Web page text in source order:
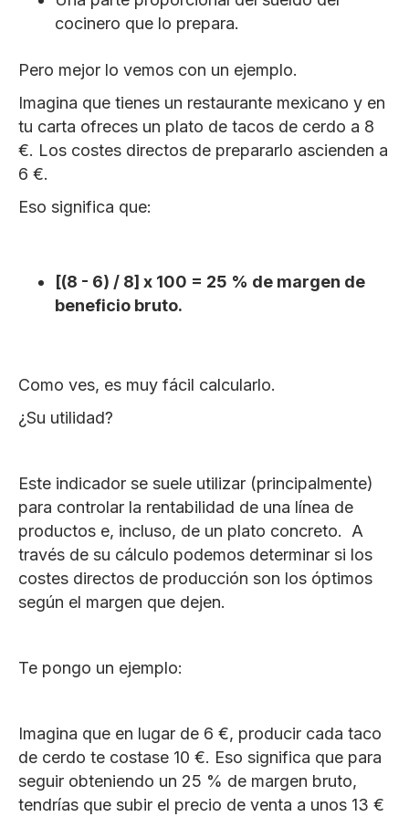
cocinero que lo prepara.
Pero mejor lo vemos con un ejemplo.
Imagina que tienes un restaurante mexicano y en
tu carta ofreces un plato de tacos de cerdo a 8
€. Los costes directos de prepararlo ascienden a
6 €.
Eso significa que:
[(8 - 6) / 8] x 100 = 25 % de margen de
beneficio bruto.
Como ves, es muy fácil calcularlo.
¿Su utilidad?
Este indicador se suele utilizar (principalmente)
para controlar la rentabilidad de una línea de
productos e, incluso, de un plato concreto. A
través de su cálculo podemos determinar si los
costes directos de producción son los óptimos
según el margen que dejen.
Te pongo un ejemplo:
Imagina que en lugar de 6 €, producir cada taco
de cerdo te costase 10 €. Eso significa que para
seguir obteniendo un 25 % de margen bruto,
tendrías que subir el precio de venta a unos 13 €